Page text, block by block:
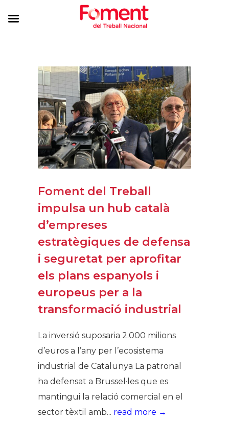
Foment del Treball
impulsa un hub català
d’empreses
estratègiques de defensa
i seguretat per aprofitar
els plans espanyols i
europeus per a la
transformació industrial
La inversió suposaria 2.000 milions
d’euros a l’any per l’ecosistema
industrial de Catalunya La patronal
ha defensat a Brussel·les que es
mantingui la relació comercial en el
sector tèxtil amb... read more →